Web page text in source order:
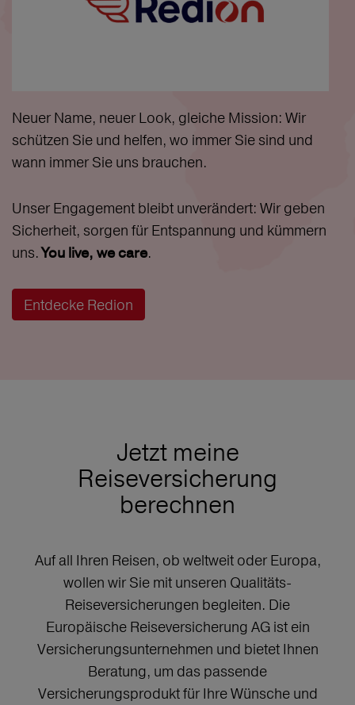
Neuer Name, neuer Look, gleiche Mission: Wir
schützen Sie und helfen, wo immer Sie sind und
wann immer Sie uns brauchen.
Unser Engagement bleibt unverändert: Wir geben
Sicherheit, sorgen für Entspannung und kümmern
uns.You live, we care.
Entdecke Redion
Jetzt meine
Reiseversicherung
berechnen
Auf all Ihren Reisen, ob weltweit oder Europa,
wollen wir Sie mit unseren Qualitäts-
Reiseversicherungen begleiten. Die
Europäische Reiseversicherung AG ist ein
Versicherungsunternehmen und bietet Ihnen
Beratung, um das passende
Versicherungsprodukt für Ihre Wünsche und